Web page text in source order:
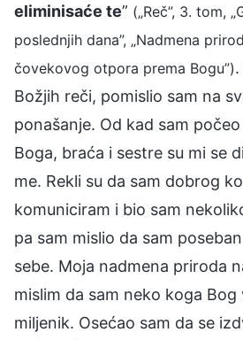
eliminisaće te” („Reč”, 3. tom,
poslednjih dana”, „Nadmena
čovekovog otpora prema Bogu”)
Božjih reči, pomislio sam na
ponašanje. Od kad sam
Boga, braća i sestre su mi se
me. Rekli su da sam dobrog
komuniciram i bio sam
pa sam mislio da sam
sebe. Moja nadmena priroda
mislim da sam neko koga Bog
miljenik. Osećao sam da se